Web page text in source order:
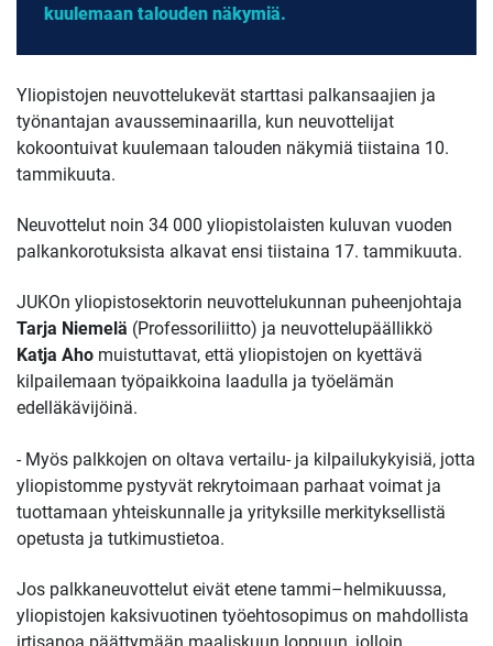
kuulemaan talouden näkymiä.
Yliopistojen neuvottelukevät starttasi palkansaajien ja
työnantajan avausseminaarilla, kun neuvottelijat
kokoontuivat kuulemaan talouden näkymiä tiistaina 10.
tammikuuta.
Neuvottelut noin 34 000 yliopistolaisten kuluvan vuoden
palkankorotuksista alkavat ensi tiistaina 17. tammikuuta.
JUKOn yliopistosektorin neuvottelukunnan puheenjohtaja
Tarja Niemelä (Professoriliitto) ja neuvottelupäällikkö
Katja Aho muistuttavat, että yliopistojen on kyettävä
kilpailemaan työpaikkoina laadulla ja työelämän
edelläkävijöinä.
- Myös palkkojen on oltava vertailu- ja kilpailukykyisiä, jotta
yliopistomme pystyvät rekrytoimaan parhaat voimat ja
tuottamaan yhteiskunnalle ja yrityksille merkityksellistä
opetusta ja tutkimustietoa.
Jos palkkaneuvottelut eivät etene tammi–helmikuussa,
yliopistojen kaksivuotinen työehtosopimus on mahdollista